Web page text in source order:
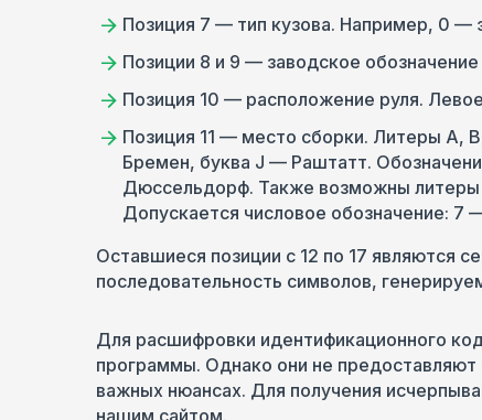
Позиция 7 — тип кузова. Например, 0 —
Позиции 8 и 9 — заводское
Позиция 10 — расположение руля.
Позиция 11 — место сборки. Литеры А,
Бремен, буква J — Раштатт.
Дюссельдорф. Также возможны литеры
Допускается числовое обозначение: 7
Оставшиеся позиции с 12 по 17 являются
последовательность символов,
Для расшифровки идентификационного
программы. Однако они не предоставляют
важных нюансах. Для получения
нашим сайтом.